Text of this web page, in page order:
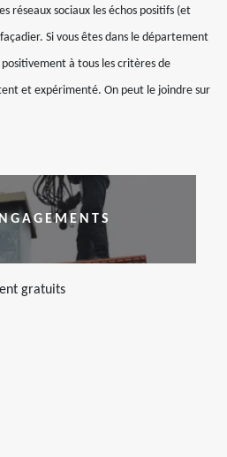
réseaux sociaux les échos positifs (et
Si vous êtes dans le département
à tous les critères de
et expérimenté. On peut le joindre sur
gratuits